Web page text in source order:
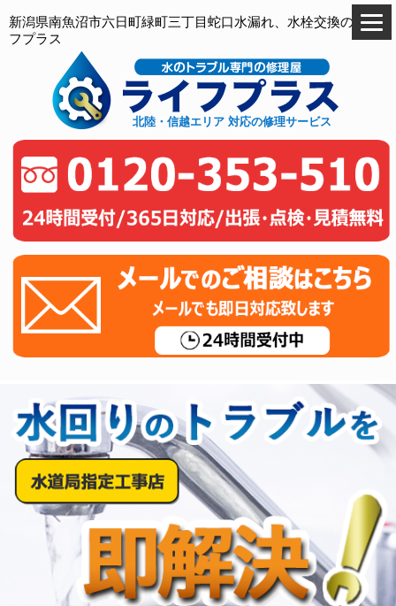
新潟県南魚沼市六日町緑町三丁目蛇口水漏れ、水栓交換のライ
フプラス
北陸・信越エリア 対応の修理サービス